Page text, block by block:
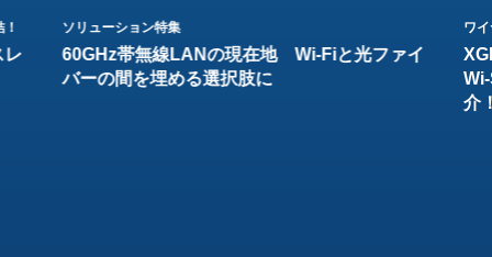
レ
ソリューション特集
60GHz帯無線LANの現在地 Wi-Fiと光ファイ
バーの間を埋める選択肢に
ワ
介